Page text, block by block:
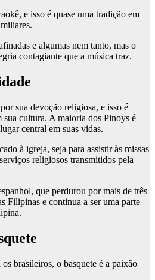
e isso é quase uma tradição em
e algumas nem tanto, mas o
contagiante que a música traz.
sua devoção religiosa, e isso é
sua cultura. A maioria dos Pinoys é
central em suas vidas.
à igreja, seja para assistir às missas
religiosos transmitidos pela
que perdurou por mais de três
Filipinas e continua a ser uma parte
brasileiros, o basquete é a paixão